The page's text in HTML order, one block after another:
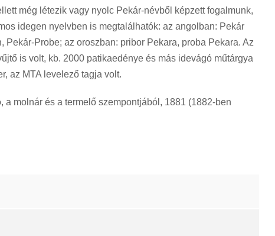
még létezik vagy nyolc Pekár-névből képzett fogalmunk,
idegen nyelvben is megtalálhatók: az angolban: Pekár
Probe; az oroszban: pribor Pekara, proba Pekara. Az
is volt, kb. 2000 patikaedénye és más idevágó műtárgya
az MTA levelező tagja volt.
molnár és a termelő szempontjából, 1881 (1882-ben